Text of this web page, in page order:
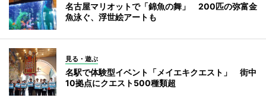
名古屋マリオットで「錦魚の舞」 200匹の弥富金
魚泳ぐ、浮世絵アートも
見る・遊ぶ
名駅で体験型イベント「メイエキクエスト」 街中
10拠点にクエスト500種類超